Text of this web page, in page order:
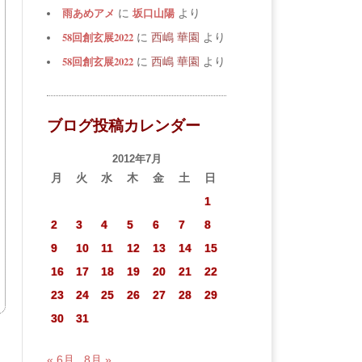
雨あめアメ に 坂口山陽 より
58回創玄展2022 に 西嶋 華園 より
58回創玄展2022 に 西嶋 華園 より
ブログ投稿カレンダー
2012年7月
月 火 水 木 金 土
日
1
2
3 4 5 6 7
8
9
10 11 12 13 14
15
16
17 18 19 20 21
22
23
24 25 26 27 28
29
30
31